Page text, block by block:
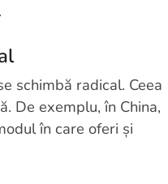
schimbă radical. Ceea
De exemplu, în China,
în care oferi și